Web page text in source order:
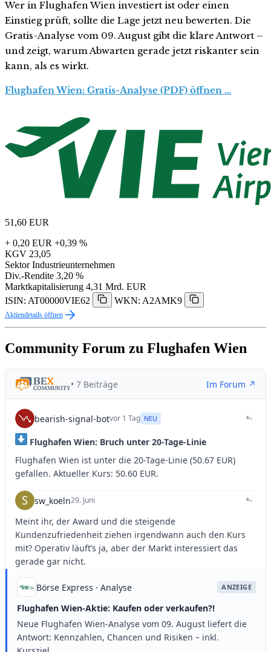
Wer in Flughafen Wien investiert ist oder einen
Einstieg prüft, sollte die Lage jetzt neu bewerten. Die
Gratis-Analyse vom 09. August gibt die klare Antwort –
und zeigt, warum Abwarten gerade jetzt riskanter sein
kann, als es wirkt.
Flughafen Wien: Gratis-Analyse (PDF) öffnen …
51,60 EUR
+ 0,20 EUR +0,39 %
KGV 23,05
Sektor Industrieunternehmen
Div.-Rendite 3,20 %
Marktkapitalisierung 4,31 Mrd. EUR
ISIN: AT00000VIE62
WKN: A2AMK9
Aktiendetails öffnen
Community Forum zu Flughafen Wien